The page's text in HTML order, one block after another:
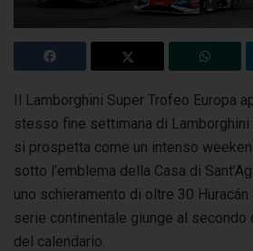
Il Lamborghini Super Trofeo Europa
stesso fine settimana di Lamborghini
si prospetta come un intenso
sotto l’emblema della Casa di
uno schieramento di oltre 30 Huracán
serie continentale giunge al secondo
del calendario.